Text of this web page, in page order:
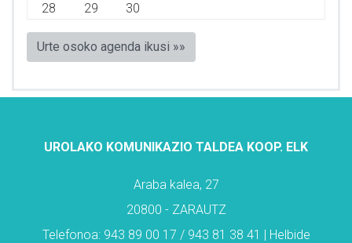
28
29 30
Urte osoko agenda ikusi »»
UROLAKO KOMUNIKAZIO TALDEA KOOP. ELK
Araba kalea, 27
20800 - ZARAUTZ
Telefonoa: 943 89 00 17 / 943 81 38 41 | Helbide